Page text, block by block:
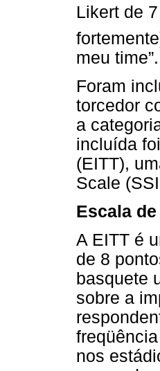
Likert de 7
meu time”.
Foram
torcedor
a
incluída
(EITT),
Scale
Escala
A EITT é
de 8
basquete
sobre a
nos